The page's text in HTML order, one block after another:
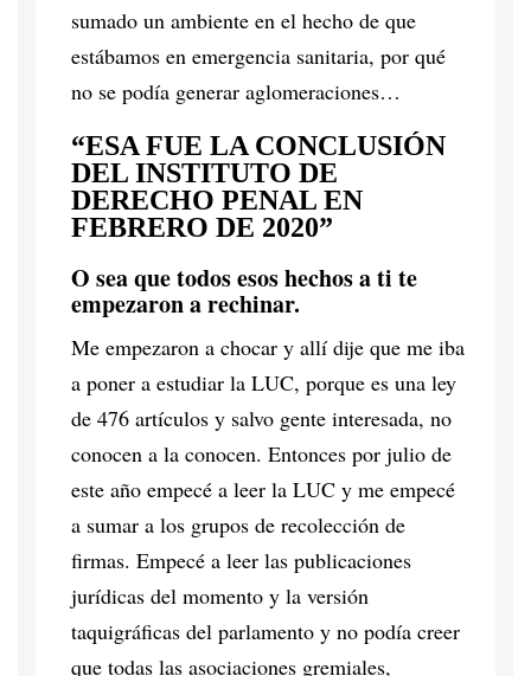
sumado un ambiente en el hecho de que
estábamos en emergencia sanitaria, por qué
no se podía generar aglomeraciones…
“ESA FUE LA CONCLUSIÓN
DEL INSTITUTO DE
DERECHO PENAL EN
FEBRERO DE 2020”
O sea que todos esos hechos a ti te
empezaron a rechinar.
Me empezaron a chocar y allí dije que me iba
a poner a estudiar la LUC, porque es una ley
de 476 artículos y salvo gente interesada, no
conocen a la conocen. Entonces por julio de
este año empecé a leer la LUC y me empecé
a sumar a los grupos de recolección de
firmas. Empecé a leer las publicaciones
jurídicas del momento y la versión
taquigráficas del parlamento y no podía creer
que todas las asociaciones gremiales,